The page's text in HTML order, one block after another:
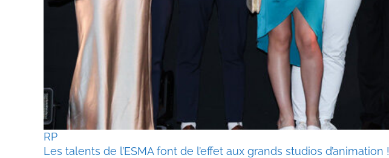
RP
Les talents de l’ESMA font de l’effet aux grands studios d’animation !